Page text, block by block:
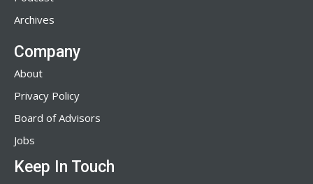
Archives
Company
About
Privacy Policy
Board of Advisors
Jobs
Keep In Touch